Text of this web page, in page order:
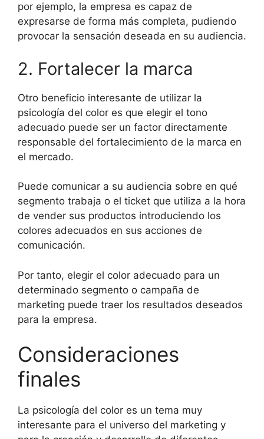
por ejemplo, la empresa es capaz de
expresarse de forma más completa, pudiendo
provocar la sensación deseada en su audiencia.
2. Fortalecer la marca
Otro beneficio interesante de utilizar la
psicología del color es que elegir el tono
adecuado puede ser un factor directamente
responsable del fortalecimiento de la marca en
el mercado.
Puede comunicar a su audiencia sobre en qué
segmento trabaja o el ticket que utiliza a la hora
de vender sus productos introduciendo los
colores adecuados en sus acciones de
comunicación.
Por tanto, elegir el color adecuado para un
determinado segmento o campaña de
marketing puede traer los resultados deseados
para la empresa.
Consideraciones
finales
La psicología del color es un tema muy
interesante para el universo del marketing y